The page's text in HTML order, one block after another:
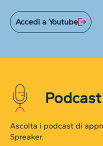
Accedi a Youtube
Podcast
Ascolta i podcast di
Spreaker.